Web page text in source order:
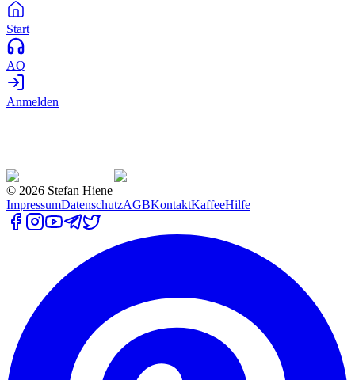
Start
AQ
Anmelden
© 2026 Stefan Hiene
ImpressumDatenschutzAGBKontaktKaffeeHilfe